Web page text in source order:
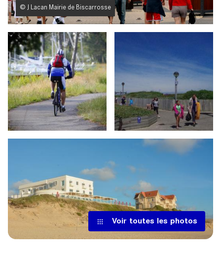
© J Lacan Mairie de Biscarrosse
Voir toutes les photos